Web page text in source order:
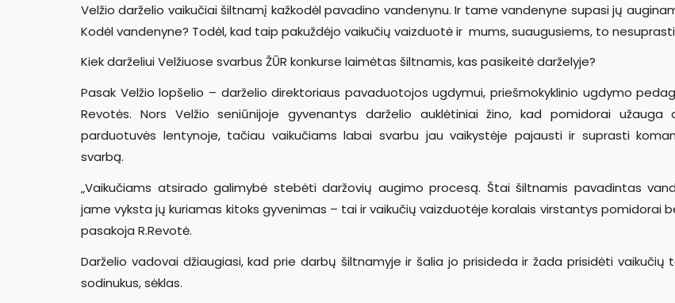
Velžio darželio vaikučiai šiltnamį kažkodėl pavadino vandenynu. Ir tame vandenyne supasi jų
Kodėl vandenyne? Todėl, kad taip pakuždėjo vaikučių vaizduotė ir mums, suaugusiems, to
Kiek darželiui Velžiuose svarbus ŽŪR konkurse laimėtas šiltnamis, kas pasikeitė darželyje?
Pasak Velžio lopšelio – darželio direktoriaus pavaduotojos ugdymui, priešmokyklinio ugdymo
Revotės. Nors Velžio seniūnijoje gyvenantys darželio auklėtiniai žino, kad pomidorai užauga
parduotuvės lentynoje, tačiau vaikučiams labai svarbu jau vaikystėje pajausti ir suprasti
svarbą.
„Vaikučiams atsirado galimybė stebėti daržovių augimo procesą. Štai šiltnamis pavadintas
jame vyksta jų kuriamas kitoks gyvenimas – tai ir vaikučių vaizduotėje koralais virstantys pomidorai
pasakoja R.Revotė.
Darželio vadovai džiaugiasi, kad prie darbų šiltnamyje ir šalia jo prisideda ir žada prisidėti vaikučių
sodinukus, sėklas.